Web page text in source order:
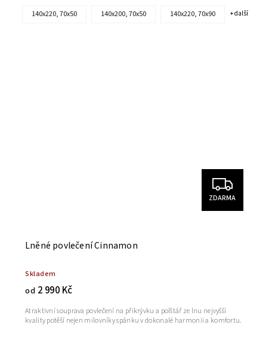
140x220, 70x50 140x200, 70x50 140x220, 70x90 + další
ZDARMA
Lněné povlečení Cinnamon
Skladem
od 2 990 Kč
Atraktivní souprava povlečení na přikrývku a polštář ze lnu nejvyšší
kvality potěší nejen milovníky spánku v dokonalé harmonii a komfortu.